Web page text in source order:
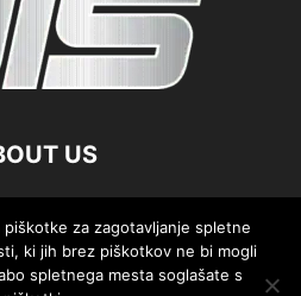
US
US
za zagotavljanje spletne
ki jih brez piškotkov ne bi mogli
spletnega mesta soglašate s